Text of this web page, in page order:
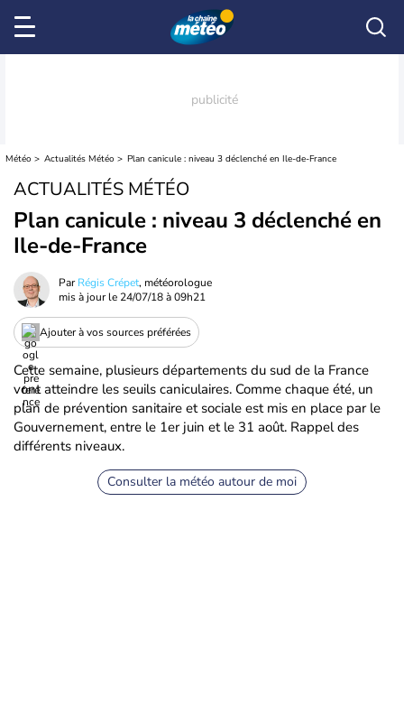
Météo Actualités Météo Plan canicule : niveau 3 déclenché en Ile-de-France
ACTUALITÉS MÉTÉO
Plan canicule : niveau 3 déclenché en
Ile-de-France
ParRégis Crépet, météorologue
mis à jour le 24/07/18 à 09h21
Ajouter à vos sources préférées
Cette semaine, plusieurs départements du sud de la France
vont atteindre les seuils caniculaires. Comme chaque été, un
plan de prévention sanitaire et sociale est mis en place par le
Gouvernement, entre le 1er juin et le 31 août. Rappel des
différents niveaux.
Consulter la météo autour de moi